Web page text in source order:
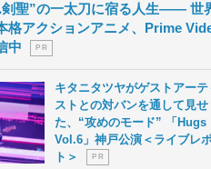
剣聖”の一太刀に宿る人生―― 世
格アクションアニメ、Prime
中
P R
キタニタツヤがゲストアーテ
ストとの対バンを通して見せ
た、“攻めのモード” 「Hugs
Vol.6」神戸公演＜ライブレ
ト＞
P R